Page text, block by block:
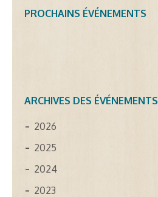
PROCHAINS ÉVÉNEMENTS
ARCHIVES DES ÉVÉNEMENTS
2026
2025
2024
2023